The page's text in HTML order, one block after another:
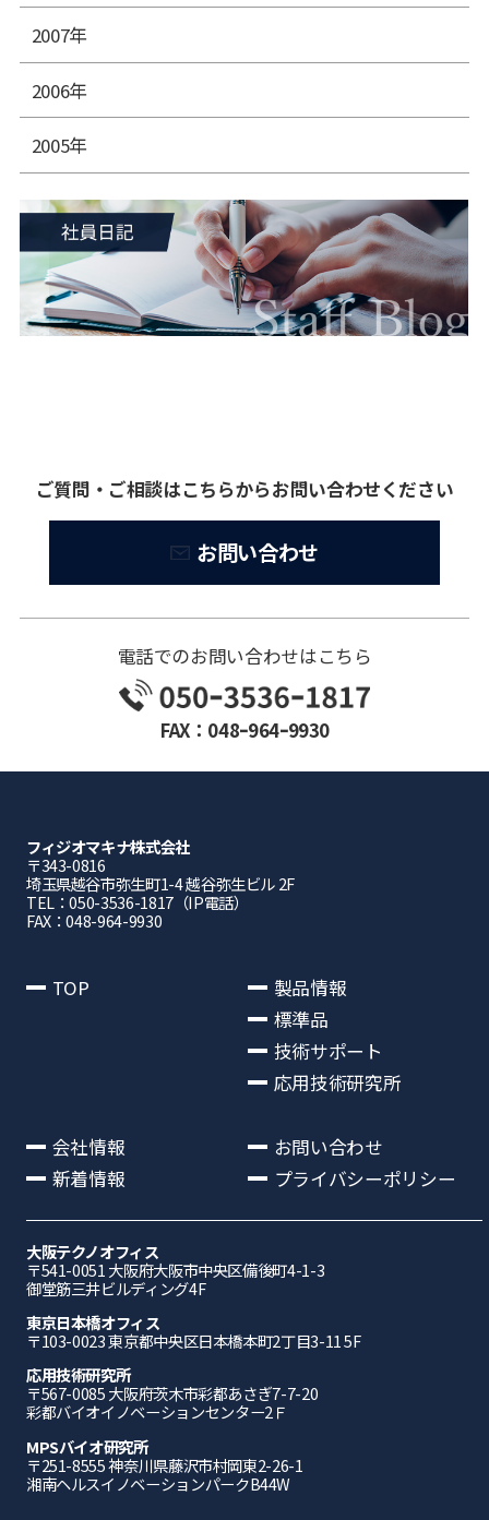
2007年
2006年
2005年
ご質問・ご相談はこちらからお問い合わせください
お問い合わせ
電話でのお問い合わせはこちら
FAX：048ｰ964ｰ9930
フィジオマキナ株式会社
〒343-0816
埼⽟県越⾕市弥⽣町1-4 越⾕弥⽣ビル 2F
TEL：050-3536-1817（IP電話）
FAX：048-964-9930
TOP
製品情報
標準品
技術サポート
応用技術研究所
会社情報
新着情報
お問い合わせ
プライバシーポリシー
大阪テクノオフィス
〒541-0051 ⼤阪府⼤阪市中央区備後町4-1-3
御堂筋三井ビルディング4F
東京日本橋オフィス
〒103-0023 東京都中央区日本橋本町2丁目3-11 5F
応⽤技術研究所
〒567-0085 ⼤阪府茨⽊市彩都あさぎ7-7-20
彩都バイオイノベーションセンター2Ｆ
MPSバイオ研究所
〒251-8555 神奈川県藤沢市村岡東2-26-1
湘南ヘルスイノベーションパークB44W